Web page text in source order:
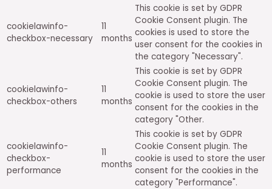
cookielawinfo-
checkbox-necessary
11
months
This cookie is set by GDPR
Cookie Consent plugin. The
cookies is used to store the
user consent for the cookies in
the category "Necessary".
cookielawinfo-
checkbox-others
11
months
This cookie is set by GDPR
Cookie Consent plugin. The
cookie is used to store the user
consent for the cookies in the
category "Other.
cookielawinfo-
checkbox-
performance
11
months
This cookie is set by GDPR
Cookie Consent plugin. The
cookie is used to store the user
consent for the cookies in the
category "Performance".